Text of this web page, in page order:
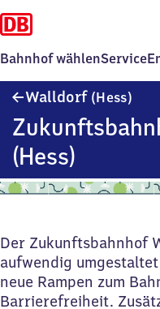
Bahnhof wählenService
Walldorf (Hess)
(Hess)
Der Zukunftsbahnhof
aufwendig
neue Rampen zum
Barrierefreiheit.